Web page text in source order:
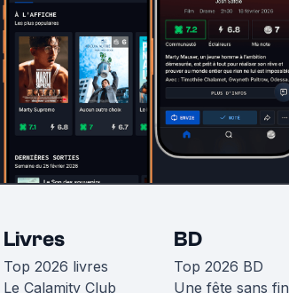
Livres
Top 2026 livres
Le Calamity Club
BD
Top 2026 BD
Une fête sans fin